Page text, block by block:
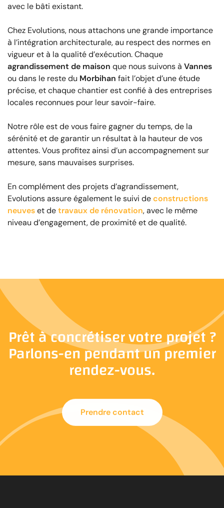
avec le bâti existant.
Chez Evolutions, nous attachons une grande importance
à l’intégration architecturale, au respect des normes en
vigueur et à la qualité d’exécution. Chaque
agrandissement de maison que nous suivons à Vannes
ou dans le reste du Morbihan fait l’objet d’une étude
précise, et chaque chantier est confié à des entreprises
locales reconnues pour leur savoir-faire.
Notre rôle est de vous faire gagner du temps, de la
sérénité et de garantir un résultat à la hauteur de vos
attentes. Vous profitez ainsi d’un accompagnement sur
mesure, sans mauvaises surprises.
En complément des projets d’agrandissement,
Evolutions assure également le suivi deconstructions
neuveset detravaux de rénovation, avec le même
niveau d’engagement, de proximité et de qualité.
Prêt à concrétiser votre projet ?
Parlons-en pendant un premier
rendez-vous.
Prendre contact